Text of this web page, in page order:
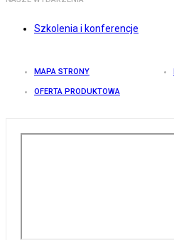
Szkolenia i konferencje
MAPA STRONY
OFERTA PRODUKTOWA